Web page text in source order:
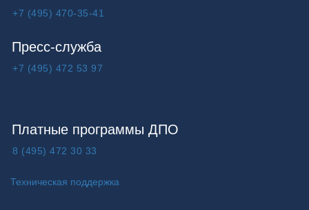
+7 (495) 470-35-41
Пресс-служба
+7 (495) 472 53 97
Платные программы ДПО
8 (495) 472 30 33
Техническая поддержка